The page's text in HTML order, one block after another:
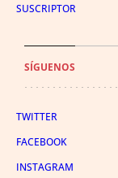
SUSCRIPTOR
SÍGUENOS
TWITTER
FACEBOOK
INSTAGRAM